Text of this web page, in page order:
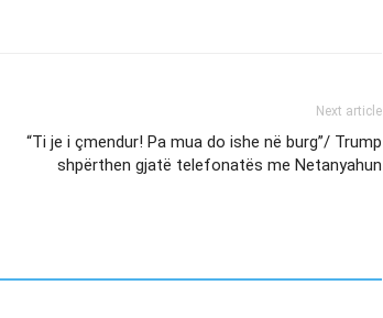
Next article
“Ti je i çmendur! Pa mua do ishe në burg”/ Trump
shpërthen gjatë telefonatës me Netanyahun